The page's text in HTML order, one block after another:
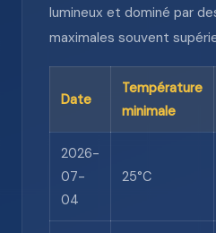
lumineux et dominé par
maximales souvent
Date
Température
minimale
2026-
07-
04
25°C